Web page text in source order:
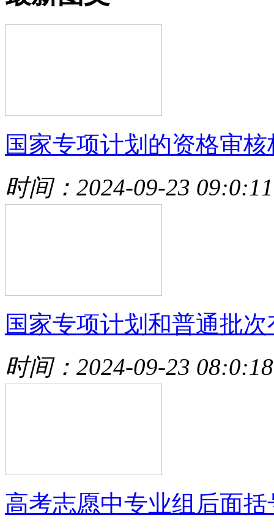
国家专项计划的资格审核
时间：2024-09-23 09:0:11
国家专项计划和普通批次
时间：2024-09-23 08:0:18
高考志愿中专业组后面括